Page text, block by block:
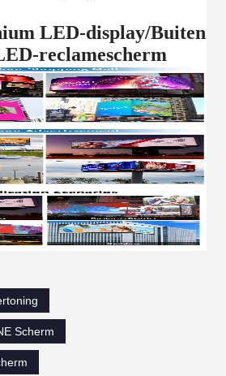
LED-display/Buiten
reclamescherm
Scherm